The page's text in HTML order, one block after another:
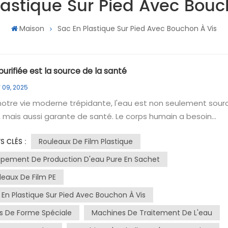
Sur Pied Avec
Maison Sac En Plastique Sur Pied Avec Bouchon À Vis
est la source de la santé
09, 2025
vie moderne trépidante, l'eau est non seulement
mais aussi garante de santé. Le corps humain a besoin
physiologiques normales, telles que la régulation de la
corporelle, le transport des nutriments et l'élimination
et des toxines.L'eau purifiée, obtenue grâce à une
professionnelle de traitement de l'eau, élimine les
les bactéries, les virus et les produits chimiques nocifs,
que les molécules d'eau. Elle présente de nombreux
significatifs. Claire et pure, elle a un goût rafraîchissant
CLÉS :
Rouleaux De Film Plastique
De Production D'eau Pure En Sachet
De Film PE
Plastique Sur Pied Avec Bouchon À Vis
De Forme Spéciale
Machines De Traitement De L'eau